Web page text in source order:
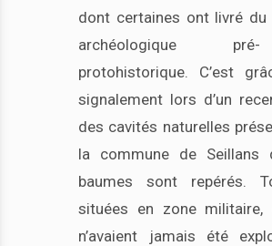
dont certaines ont livré du
archéologique
protohistorique. C’est
signalement lors d’un
des cavités naturelles
la commune de Seillans
baumes sont repérés.
situées en zone militaire,
n’avaient jamais été